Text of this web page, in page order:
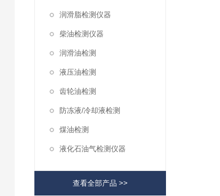
润滑脂检测仪器
柴油检测仪器
润滑油检测
液压油检测
齿轮油检测
防冻液/冷却液检测
煤油检测
液化石油气检测仪器
查看全部产品 >>